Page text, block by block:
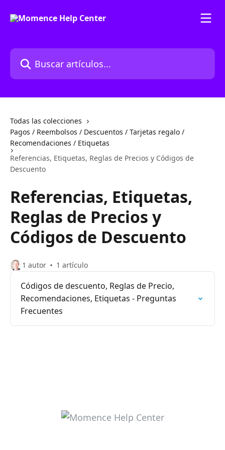
Buscar artículos...
Todas las colecciones
Pagos / Reembolsos / Descuentos / Tarjetas regalo /
Recomendaciones / Etiquetas
Referencias, Etiquetas, Reglas de Precios y Códigos de
Descuento
Referencias, Etiquetas,
Reglas de Precios y
Códigos de Descuento
1 autor 1 artículo
Códigos de descuento, Reglas de Precio,
Recomendaciones, Etiquetas - Preguntas
Frecuentes